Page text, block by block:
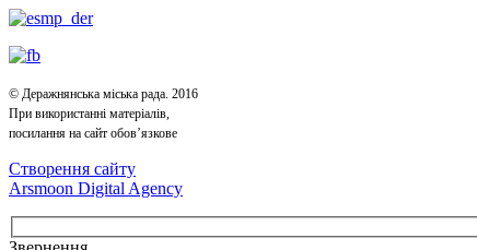
© Деражнянська міська рада. 2016
При використанні матеріалів,
посилання на сайт обов’язкове
Створення сайту
Arsmoon Digital Agency